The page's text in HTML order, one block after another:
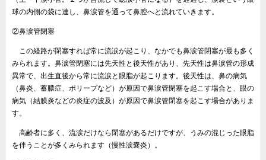
球の内側の袋に達し、鼻涙管を通って鼻腔へと流れていきます。
②鼻涙管閉塞
この経路が閉塞すれば常に流涙が起こり、なかでも鼻涙管閉塞が最も多く
みられます。鼻涙管閉塞には先天性と後天性があり、先天性は鼻涙管の形成
異常で、出生直後から常に流涙と眼脂が起こります。後天性は、鼻の病気
（鼻炎、蓄膿症、ポリープなど）が原因で鼻涙管閉塞を起こす場合と、眼の
病気（結膜炎などの炎症の波及）が原因で鼻涙管閉塞を起こす場合がありま
す。
高齢者に多く、流涙だけなら閉塞があるだけですが、うみの混じった眼脂
を伴うことが多くみられます（慢性涙嚢炎）。